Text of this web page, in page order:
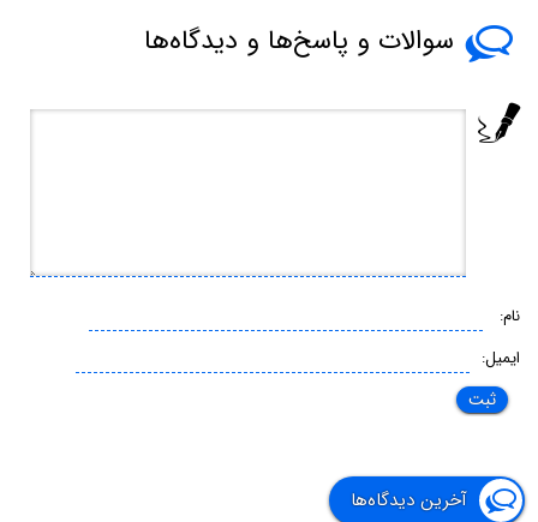
سوالات و پاسخ‌ها و دیدگاه‌ها
نام:
ایمیل:
آخرین دیدگاه‌ها